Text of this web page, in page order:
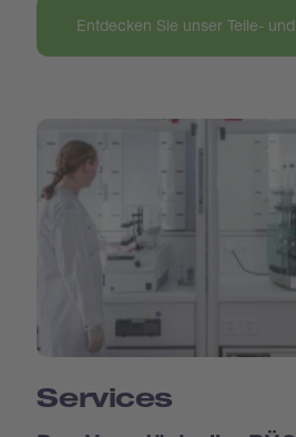
Entdecken Sie unser Teile-
Services